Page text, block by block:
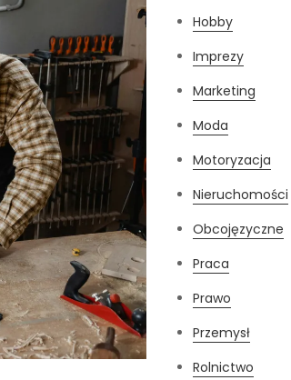
Hobby
Imprezy
Marketing
Moda
Motoryzacja
Nieruchomości
Obcojęzyczne
Praca
Prawo
Przemysł
Rolnictwo